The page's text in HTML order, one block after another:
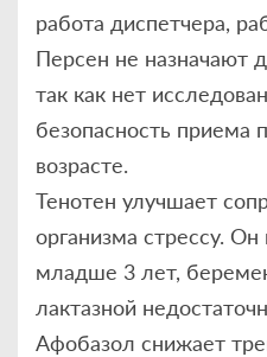
работа диспетчера,
Персен не назначают
так как нет
безопасность приема
возрасте.
Тенотен улучшает
организма стрессу.
младше 3 лет,
лактазной
Афобазол снижает